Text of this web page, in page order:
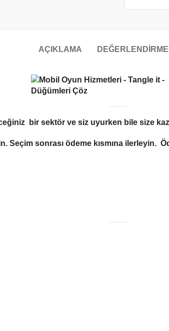
AÇIKLAMA
bir sektör ve siz uyurken bile size
sonrası ödeme kısmına ilerleyin.